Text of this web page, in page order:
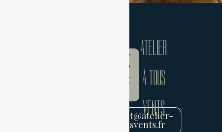
07
86
94
47
contact@atelier-
atousvents.fr
ATELIER
À TOUS
VENTS